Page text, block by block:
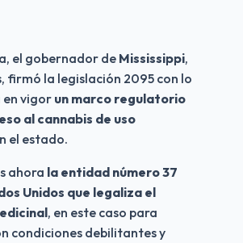
el gobernador de Mississippi,
firmó la legislación 2095 con lo
vigor un marco regulatorio
al cannabis de uso
el estado.
ahora la entidad número 37
Unidos que legaliza el
, en este caso para
condiciones debilitantes y